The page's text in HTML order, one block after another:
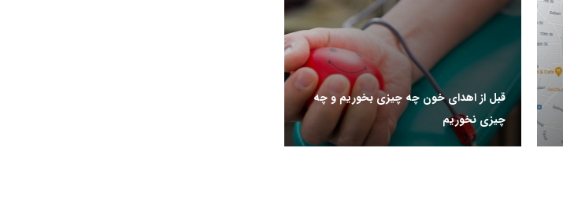
قبل از اهدای خون چه چیزی بخوریم و چه
چیزی نخوریم